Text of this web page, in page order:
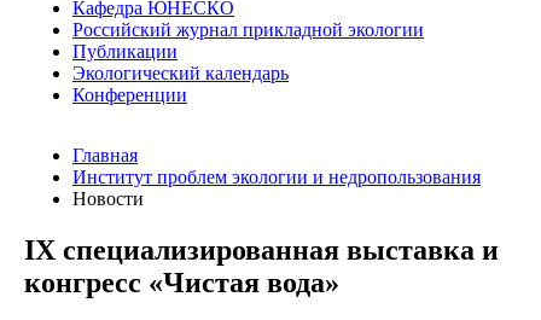
Кафедра ЮНЕСКО
Российский журнал прикладной экологии
Публикации
Экологический календарь
Конференции
Главная
Институт проблем экологии и недропользования
Новости
IX специализированная выставка и
конгресс «Чистая вода»